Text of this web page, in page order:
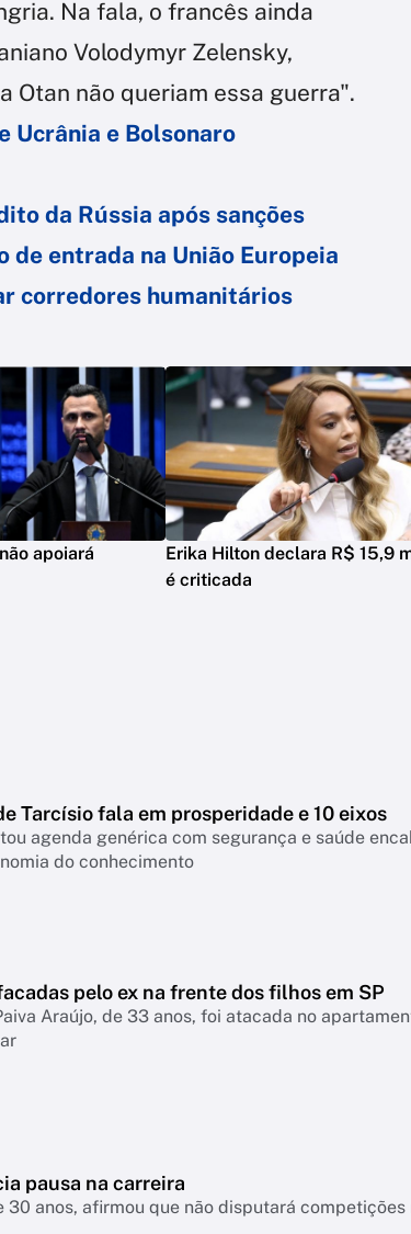
Na fala, o francês ainda
Volodymyr Zelensky,
Otan não queriam essa guerra".
Ucrânia e Bolsonaro
da Rússia após sanções
de entrada na União Europeia
corredores humanitários
apoiará
Erika Hilton declara R$ 15,9
é criticada
Tarcísio fala em prosperidade e 10 eixos
agenda genérica com segurança e saúde
do conhecimento
pelo ex na frente dos filhos em SP
Araújo, de 33 anos, foi atacada no
pausa na carreira
30 anos, afirmou que não disputará